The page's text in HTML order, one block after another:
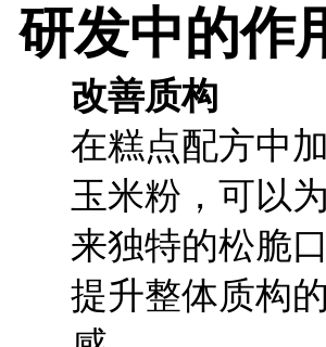
研发中的作
改善质构
在糕点配方中
玉米粉，可以
来独特的松脆
提升整体质构